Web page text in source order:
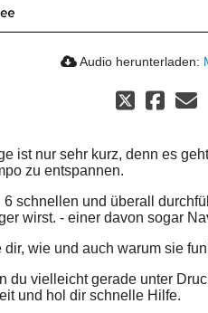
Audio herunterladen:
ist nur sehr kurz, denn es
zu entspannen.
6 schnellen und überall
wirst. - einer davon sogar
dir, wie und auch warum sie
du vielleicht gerade unter
und hol dir schnelle Hilfe.